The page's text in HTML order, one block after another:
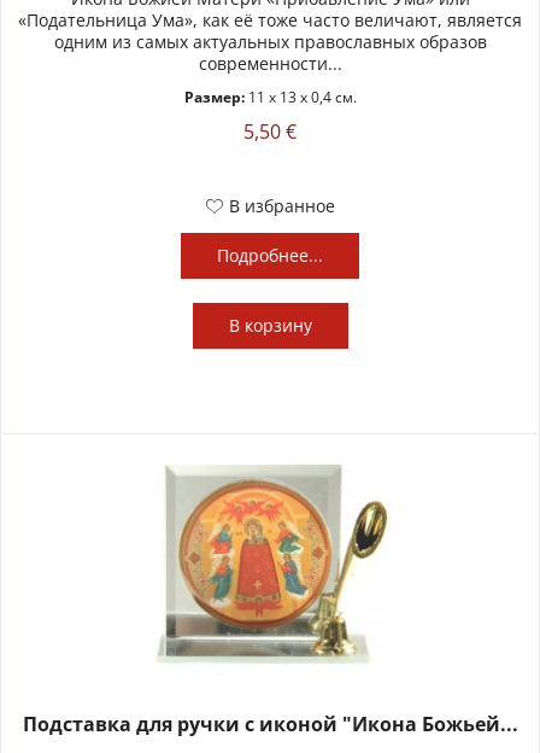
«Подательница Ума», как её тоже часто величают, является
одним из самых актуальных православных образов
современности...
Размер:11 x 13 x 0,4 см.
5,50 €
В избранное
Подробнее...
В корзину
Подставка для ручки с иконой "Икона Божьей...